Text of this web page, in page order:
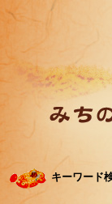
キーワード